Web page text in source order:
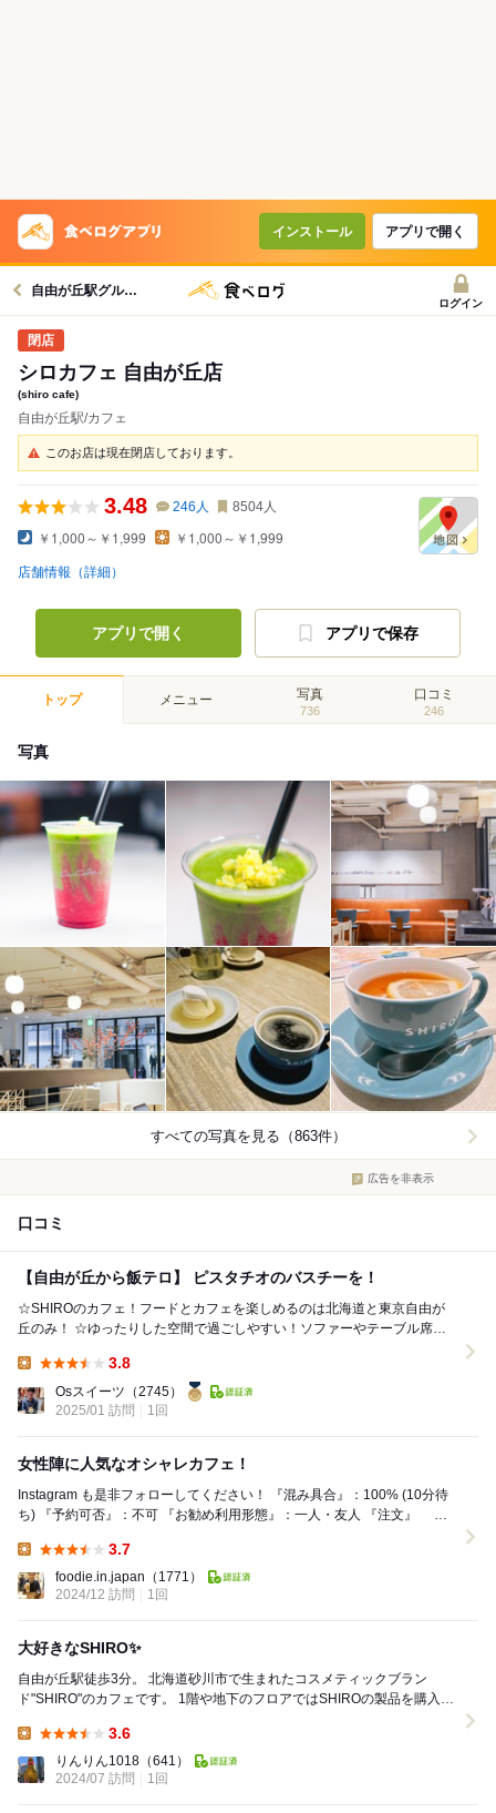
インストール アプリで開く
自由が丘駅グルメへ
ログイン
シロカフェ 自由が丘店
(shiro cafe)
自由が丘駅/カフェ
このお店は現在閉店しております。
3.48 246 人 8504人
￥1,000～￥1,999 ￥1,000～￥1,999
店舗情報（詳細）
アプリで開く アプリで保存
トップ メニュー 写真
736
口コミ
246
写真
すべての写真を見る（863件）
広告を非表示
口コミ
【自由が丘から飯テロ】 ピスタチオのバスチーを！
☆SHIROのカフェ！フードとカフェを楽しめるのは北海道と東京自由が
丘のみ！ ☆ゆったりした空間で過ごしやすい！ソファーやテーブル席が
3.8
Osスイーツ （2745）
2025/01 訪問
1回
女性陣に人気なオシャレカフェ！
Instagram も是非フォローしてください！ 『混み具合』：100% (10分待
ち) 『予約可否』：不可 『お勧め利用形態』：一人・友人 『注文』 ・
3.7
foodie.in.japan （1771）
2024/12 訪問
1回
大好きなSHIRO✨
自由が丘駅徒歩3分。 北海道砂川市で生まれたコスメティックブラン
ド"SHIRO"のカフェです。 1階や地下のフロアではSHIROの製品を購入す
3.6
りんりん1018 （641）
2024/07 訪問
1回